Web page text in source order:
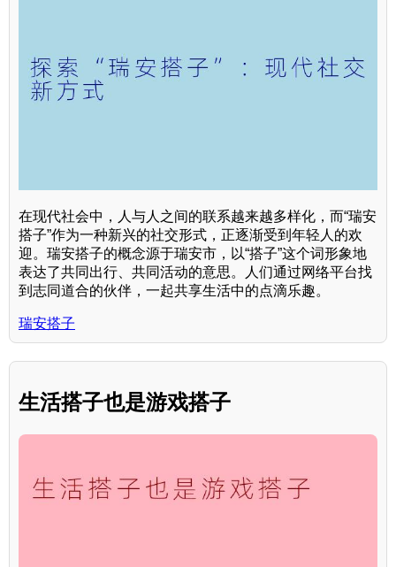
在现代社会中，人与人之间的联系越来越多样化，而“瑞安
搭子”作为一种新兴的社交形式，正逐渐受到年轻人的欢
迎。瑞安搭子的概念源于瑞安市，以“搭子”这个词形象地
表达了共同出行、共同活动的意思。人们通过网络平台找
到志同道合的伙伴，一起共享生活中的点滴乐趣。
瑞安搭子
生活搭子也是游戏搭子